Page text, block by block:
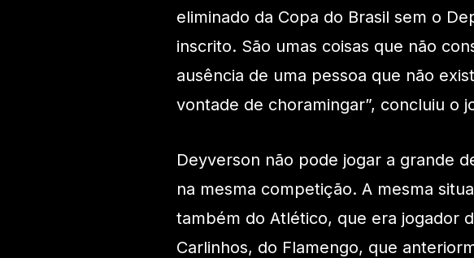
eliminado da Copa do Brasil sem o
inscrito. São umas coisas que não
ausência de uma pessoa que não
vontade de choramingar”, concluiu o
Deyverson não pode jogar a grande
na mesma competição. A mesma
também do Atlético, que era jogador
Carlinhos, do Flamengo, que